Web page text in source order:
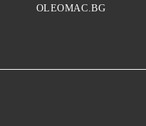
OLEOMAC.BG